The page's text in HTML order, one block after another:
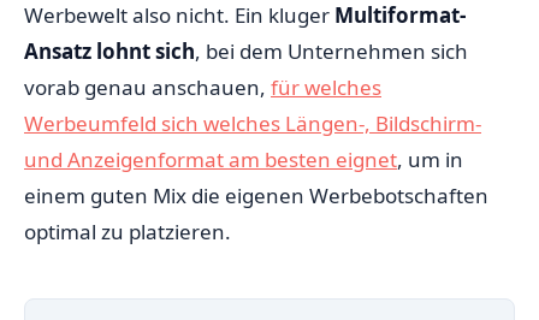
Werbewelt also nicht. Ein kluger Multiformat-
Ansatz lohnt sich, bei dem Unternehmen sich
vorab genau anschauen, für welches
Werbeumfeld sich welches Längen-, Bildschirm-
und Anzeigenformat am besten eignet, um in
einem guten Mix die eigenen Werbebotschaften
optimal zu platzieren.